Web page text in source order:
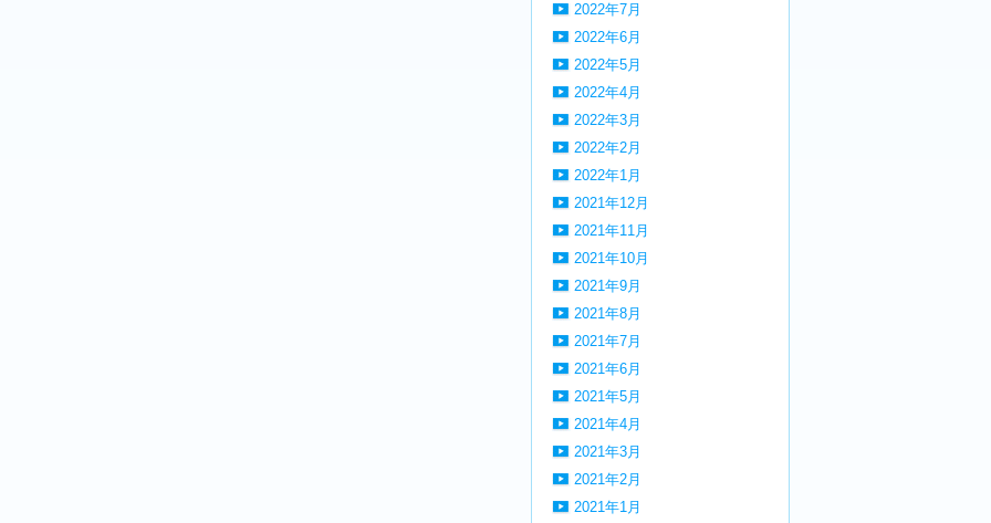
2022年7月
2022年6月
2022年5月
2022年4月
2022年3月
2022年2月
2022年1月
2021年12月
2021年11月
2021年10月
2021年9月
2021年8月
2021年7月
2021年6月
2021年5月
2021年4月
2021年3月
2021年2月
2021年1月